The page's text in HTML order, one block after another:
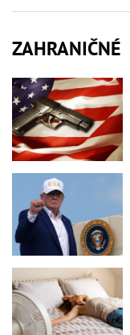
ZAHRANIČNÉ